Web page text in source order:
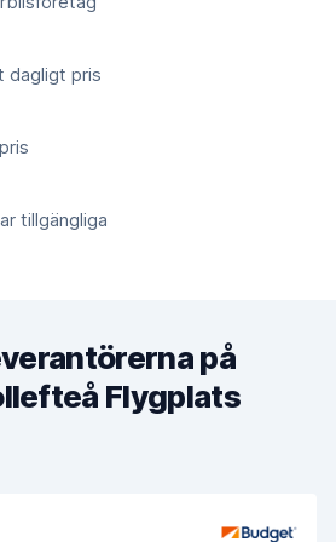
dagligt pris
tillgängliga
på
Flygplats